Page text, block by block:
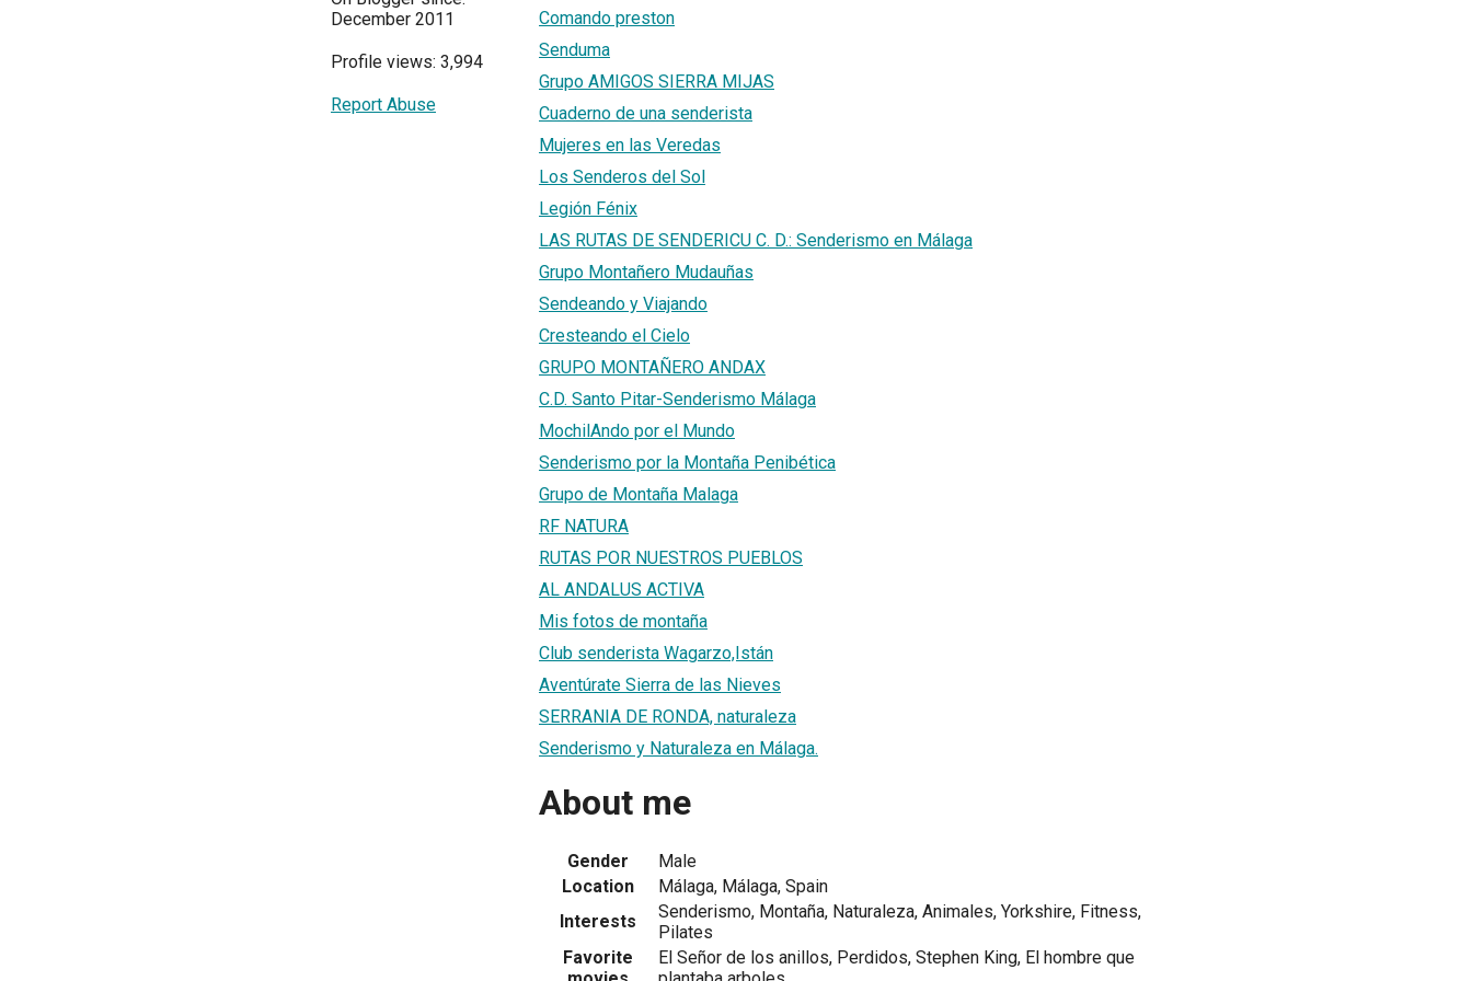
December 2011
Profile views: 3,994
Report Abuse
Comando preston
Senduma
Grupo AMIGOS SIERRA MIJAS
Cuaderno de una senderista
Mujeres en las Veredas
Los Senderos del Sol
Legión Fénix
LAS RUTAS DE SENDERICU C. D.: Senderismo en Málaga
Grupo Montañero Mudauñas
Sendeando y Viajando
Cresteando el Cielo
GRUPO MONTAÑERO ANDAX
C.D. Santo Pitar-Senderismo Málaga
MochilAndo por el Mundo
Senderismo por la Montaña Penibética
Grupo de Montaña Malaga
RF NATURA
RUTAS POR NUESTROS PUEBLOS
AL ANDALUS ACTIVA
Mis fotos de montaña
Club senderista Wagarzo,Istán
Aventúrate Sierra de las Nieves
SERRANIA DE RONDA, naturaleza
Senderismo y Naturaleza en Málaga.
About me
Gender
Male
Location
Málaga, Málaga, Spain
Interests
Senderismo, Montaña, Naturaleza, Animales, Yorkshire, Fitness,
Pilates
Favorite
El Señor de los anillos, Perdidos, Stephen King, El hombre que